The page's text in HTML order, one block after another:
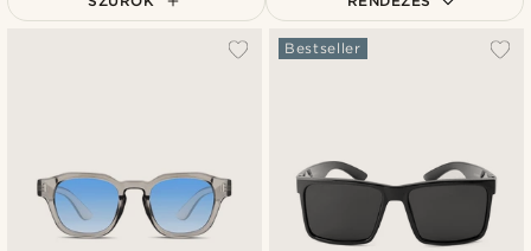
A legkeresettebb
Bestseller